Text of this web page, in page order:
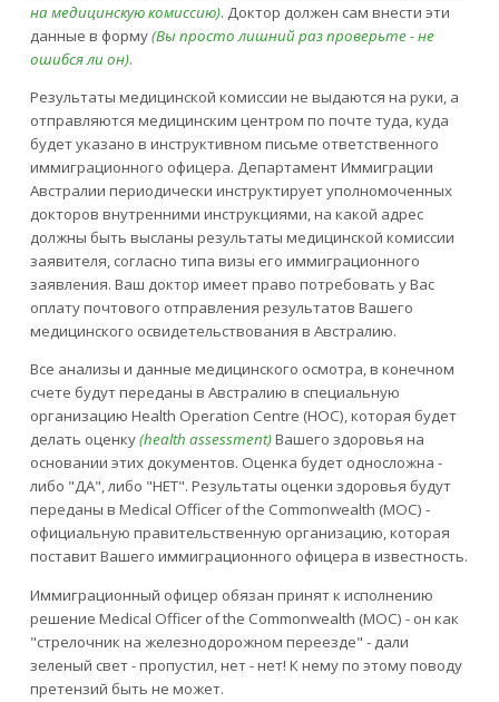
на медицинскую комиссию). Доктор должен сам внести эти
данные в форму(Вы просто лишний раз проверьте - не
ошибся ли он).
Результаты медицинской комиссии не выдаются на руки, а
отправляются медицинским центром по почте туда, куда
будет указано в инструктивном письме ответственного
иммиграционного офицера. Департамент Иммиграции
Австралии периодически инструктирует уполномоченных
докторов внутренними инструкциями, на какой адрес
должны быть высланы результаты медицинской комиссии
заявителя, согласно типа визы его иммиграционного
заявления. Ваш доктор имеет право потребовать у Вас
оплату почтового отправления результатов Вашего
медицинского освидетельствования в Австралию.
Все анализы и данные медицинского осмотра, в конечном
счете будут переданы в Австралию в специальную
организацию Health Operation Centre (HOC), которая будет
делать оценку(health assessment)Вашего здоровья на
основании этих документов. Оценка будет односложна -
либо "ДА", либо "НЕТ". Результаты оценки здоровья будут
переданы в Medical Officer of the Commonwealth (MOC) -
официальную правительственную организацию, которая
поставит Вашего иммиграционного офицера в известность.
Иммиграционный офицер обязан принят к исполнению
решение Medical Officer of the Commonwealth (MOC) - он как
"стрелочник на железнодорожном переезде" - дали
зеленый свет - пропустил, нет - нет! К нему по этому поводу
претензий быть не может.